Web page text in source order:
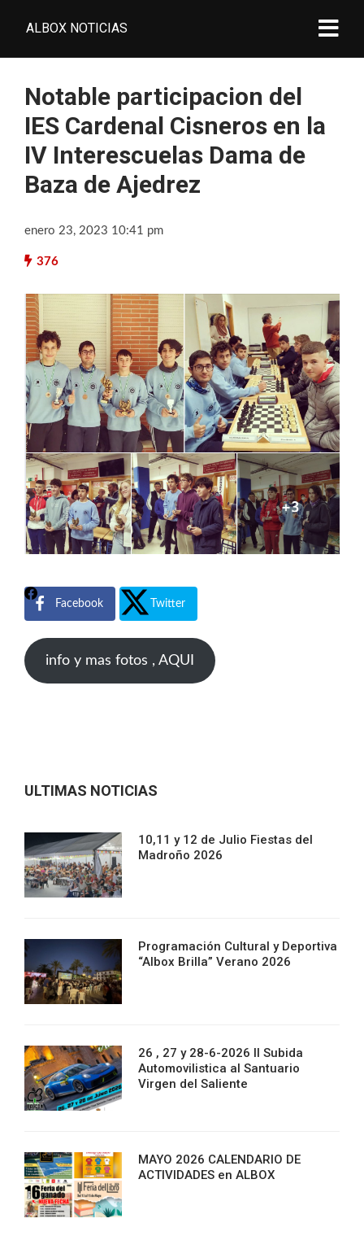
ALBOX NOTICIAS
Notable participacion del
IES Cardenal Cisneros en la
IV Interescuelas Dama de
Baza de Ajedrez
enero 23, 2023 10:41 pm
376
Facebook Twitter
info y mas fotos , AQUI
ULTIMAS NOTICIAS
10,11 y 12 de Julio Fiestas del
Madroño 2026
Programación Cultural y Deportiva
“Albox Brilla” Verano 2026
26 , 27 y 28-6-2026 II Subida
Automovilistica al Santuario
Virgen del Saliente
MAYO 2026 CALENDARIO DE
ACTIVIDADES en ALBOX